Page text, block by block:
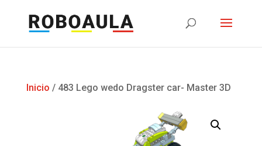
Inicio / 483 Lego wedo Dragster car- Master 3D